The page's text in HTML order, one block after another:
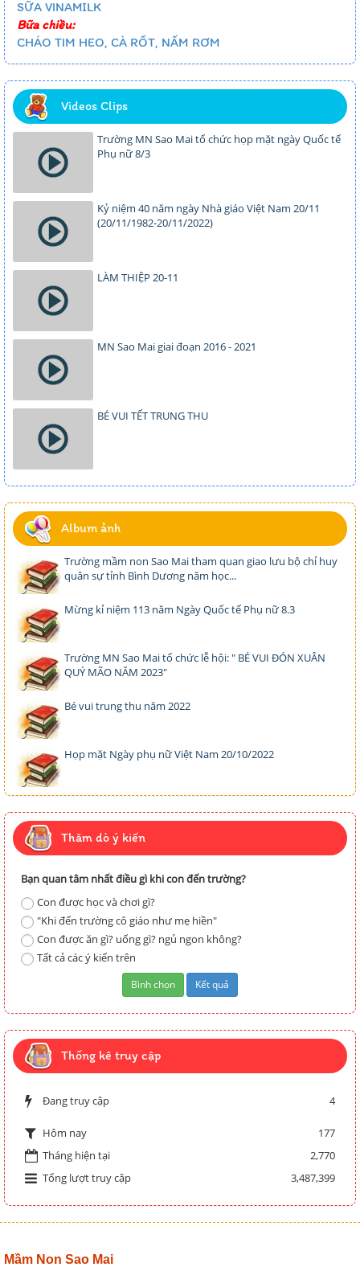
SỮA VINAMILK
Bữa chiều:
CHÁO TIM HEO, CÀ RỐT, NẤM RƠM
Videos Clips
Trường MN Sao Mai tổ chức họp mặt ngày Quốc tế
Phụ nữ 8/3
Kỷ niệm 40 năm ngày Nhà giáo Việt Nam 20/11
(20/11/1982-20/11/2022)
LÀM THIỆP 20-11
MN Sao Mai giai đoạn 2016 - 2021
BÉ VUI TẾT TRUNG THU
Album ảnh
Trường mầm non Sao Mai tham quan giao lưu bộ chỉ huy
quân sự tỉnh Bình Dương năm học...
Mừng kỉ niệm 113 năm Ngày Quốc tế Phụ nữ 8.3
Trường MN Sao Mai tổ chức lễ hội: " BÉ VUI ĐÓN XUÂN
QUÝ MÃO NĂM 2023"
Bé vui trung thu năm 2022
Họp mặt Ngày phụ nữ Việt Nam 20/10/2022
Thăm dò ý kiến
Bạn quan tâm nhất điều gì khi con đến trường?
Con được học và chơi gì?
"Khi đến trường cô giáo như mẹ hiền"
Con được ăn gì? uống gì? ngủ ngon không?
Tất cả các ý kiến trên
Thống kê truy cập
Đang truy cập 4
Hôm nay
177
Tháng hiện tại
2,770
Tổng lượt truy cập
3,487,399
Mầm Non Sao Mai